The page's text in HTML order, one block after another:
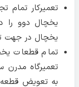
تعمیرکار تمام
یخچال دوو را
یخچال در جهت
تمام قطعات
تعمیرگاه
به تعویض